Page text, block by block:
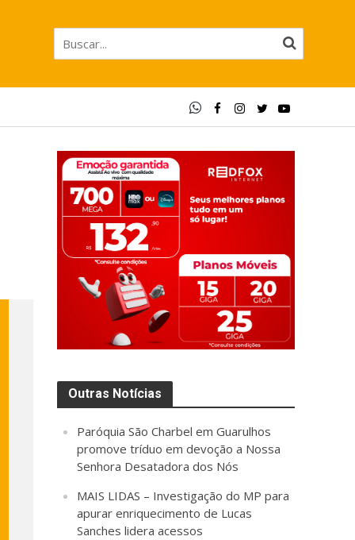
Outras Notícias
Paróquia São Charbel em Guarulhos
promove tríduo em devoção a Nossa
Senhora Desatadora dos Nós
MAIS LIDAS – Investigação do MP para
apurar enriquecimento de Lucas
Sanches lidera acessos